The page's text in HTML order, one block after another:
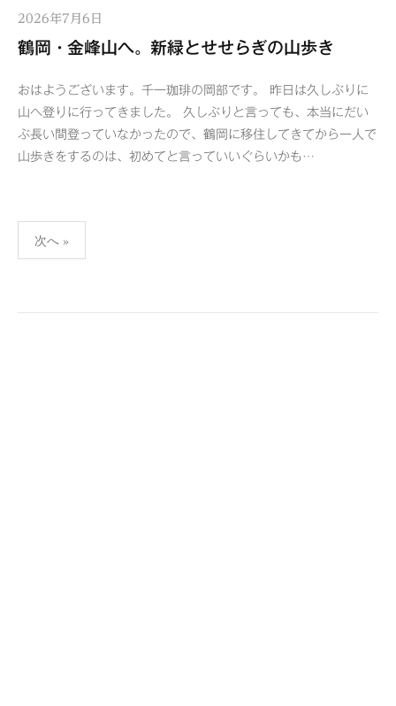
2026年7月6日
鶴岡・金峰山へ。新緑とせせらぎの山歩き
おはようございます。千一珈琲の岡部です。 昨日は久しぶりに
山へ登りに行ってきました。 久しぶりと言っても、本当にだい
ぶ長い間登っていなかったので、鶴岡に移住してきてから一人で
山歩きをするのは、初めてと言っていいぐらいかも…
稿
次へ »